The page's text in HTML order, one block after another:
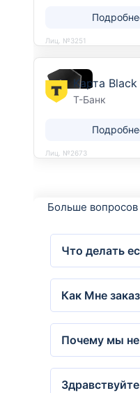
Лиц. №3251
Карта Black
Т-Банк
Лиц. №2673
Больше
Что делать
Как Мне
Почему мы